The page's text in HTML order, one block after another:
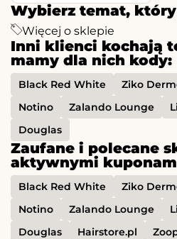
Wybierz temat,
Więcej o sklepie
Inni klienci kochają
mamy dla nich kody:
Black Red White Ziko
Notino
Zalando Lounge
Douglas
Zaufane i polecane
aktywnymi
Black Red White Ziko
Notino
Zalando Lounge
Douglas
Hairstore.pl